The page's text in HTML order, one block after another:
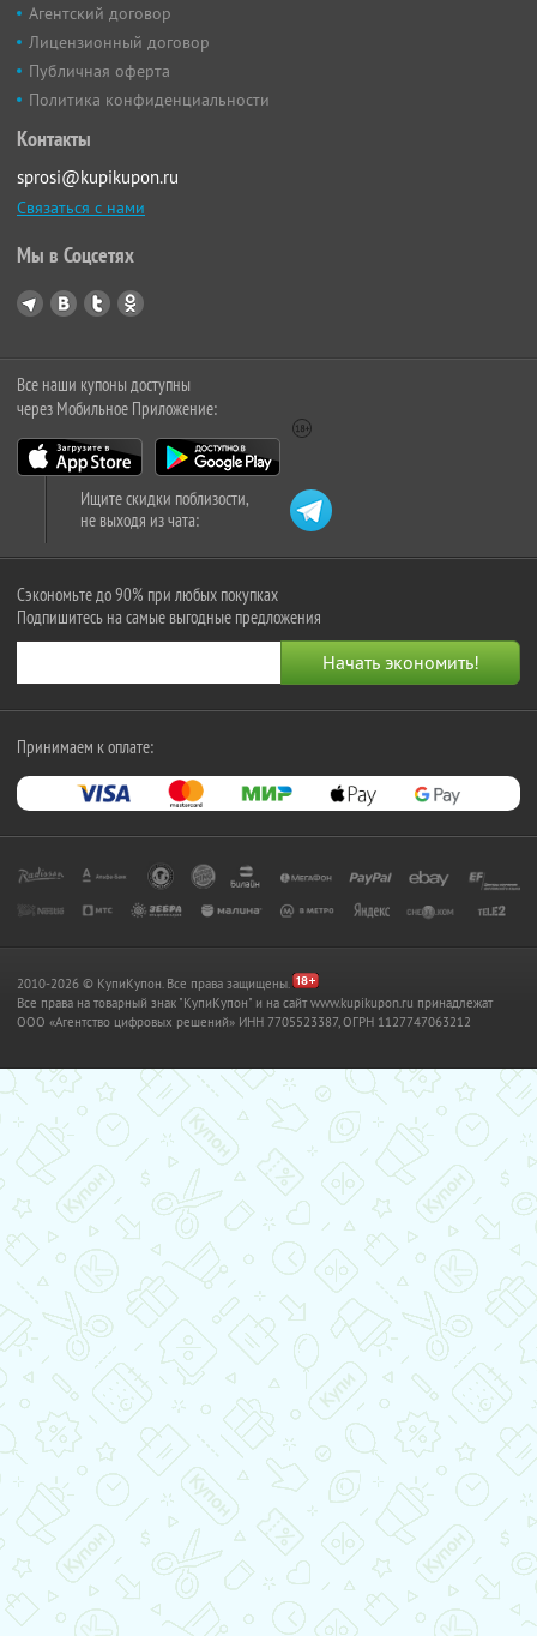
Агентский договор
Лицензионный договор
Публичная оферта
Политика конфиденциальности
Контакты
sprosi@kupikupon.ru
Связаться с нами
Мы в Соцсетях
Все наши купоны доступны
через Мобильное Приложение:
Ищите скидки поблизости,
не выходя из чата:
Сэкономьте до 90% при любых покупках
Подпишитесь на самые выгодные предложения
Принимаем к оплате:
2010-2026 © КупиКупон. Все права защищены.
Все права на товарный знак "КупиКупон" и на сайт www.kupikupon.ru принадлежат
OOO «Агентство цифровых решений» ИНН 7705523387, ОГРН 1127747063212